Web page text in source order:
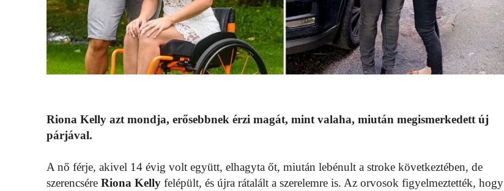
Riona Kelly azt mondja, erősebbnek érzi magát, mint valaha, miután megismerkedett új
párjával.
A nő férje, akivel 14 évig volt együtt, elhagyta őt, miután lebénult a stroke következtében, de
szerencsére Riona Kelly felépült, és újra rátalált a szerelemre is. Az orvosok figyelmeztették, hogy